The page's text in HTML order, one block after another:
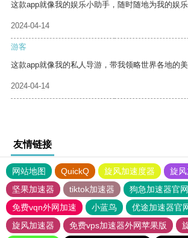
这款app就像我的娱乐小助手，随时随地为我的娱乐
2024-04-14
游客
这款app就像我的私人导游，带我领略世界各地的美
2024-04-14
友情链接
网站地图 QuickQ 旋风加速度器
旋
坚果加速器
tiktok加速器
狗急加速器官网
免费vqn外网加速
小蓝鸟 优途加速器官
旋风加速器
免费vps加速器外网苹果版